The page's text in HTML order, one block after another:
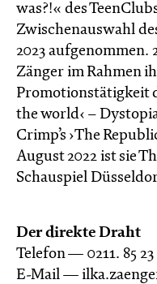
was?!« des
Zwischenauswahl
2023 aufgenommen.
Zänger im Rahmen
Promotionstätigkeit
the world‹ –
Crimp’s ›The
August 2022 ist sie
Schauspiel
Der direkte Draht
Telefon — 0211. 85 23
E-Mail —